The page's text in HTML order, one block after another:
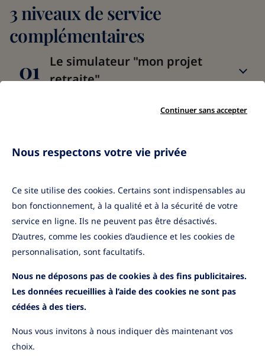
3 niveaux de service
complémentaires
01
Le simulateur "mon projet
retraite"
03 Le BRI "conseil"
Vous avez une question ou un
projet ?
Parlons-en !
Nous respectons votre vie privée
Ce site utilise des cookies. Certains sont indispensables au
bon fonctionnement, à la qualité et à la sécurité de votre
service en ligne. Ils ne peuvent pas être désactivés.
D’autres, comme les cookies d’audience et les cookies de
personnalisation, sont facultatifs.
Nous ne déposons pas de cookies à des fins publicitaires.
Les données recueillies à l’aide des cookies ne sont pas
cédées à des tiers.
Nous vous invitons à nous indiquer dès maintenant vos
choix.
Continuer sans accepter